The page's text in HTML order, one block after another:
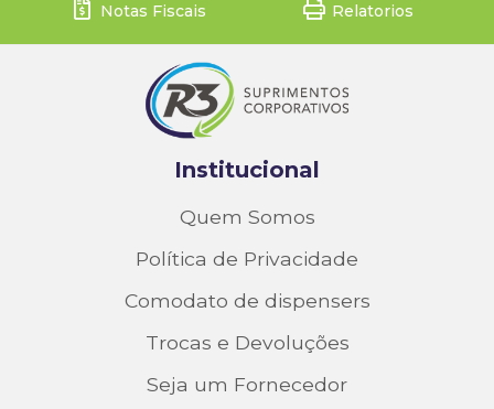
Notas Fiscais Relatorios
Institucional
Quem Somos
Política de Privacidade
Comodato de dispensers
Trocas e Devoluções
Seja um Fornecedor